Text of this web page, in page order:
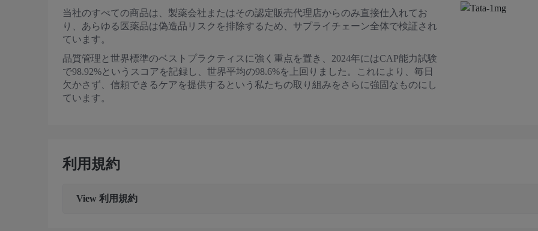
当社のすべての商品は、製薬会社またはその認定販売代理店からのみ直接仕入れてお
り、あらゆる医薬品は偽造品リスクを排除するため、サプライチェーン全体で検証され
ています。
品質管理と世界標準のベストプラクティスに強く重点を置き、2024年にはCAP能力試験
で98.92%というスコアを記録し、世界平均の98.6%を上回りました。これにより、毎日
欠かさず、信頼できるケアを提供するという私たちの取り組みをさらに強固なものにし
ています。
利用規約
View 利用規約